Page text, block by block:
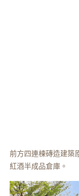
前方四連棟磚造建築
紅酒半成品倉庫。